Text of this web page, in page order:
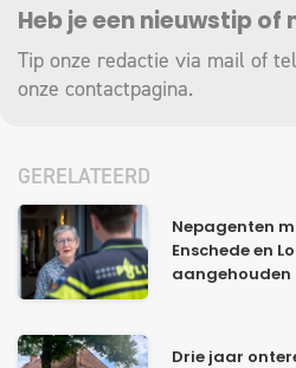
Heb je een nieuwstip of
Tip onze redactie via mail of
onze contactpagina.
GERELATEERD
Nepagenten
Enschede en
aangehouden
Drie jaar